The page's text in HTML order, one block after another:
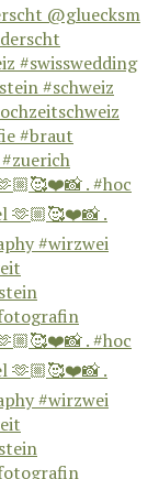
@gluecksm
. #hoc
. #hoc